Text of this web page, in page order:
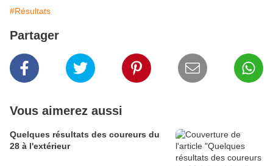
#Résultats
Partager
Vous aimerez aussi
Quelques résultats des coureurs du
28 à l'extérieur